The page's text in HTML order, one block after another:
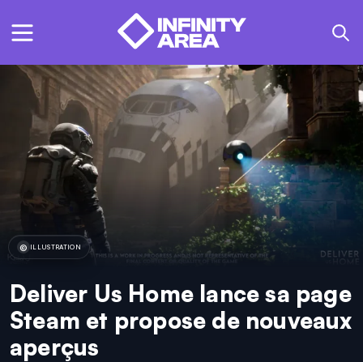
ILLUSTRATION
Deliver Us Home lance sa page
Steam et propose de nouveaux
aperçus